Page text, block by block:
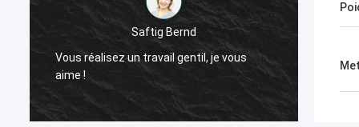
Saftig Bernd
Vous réalisez un travail gentil, je vous
aime !